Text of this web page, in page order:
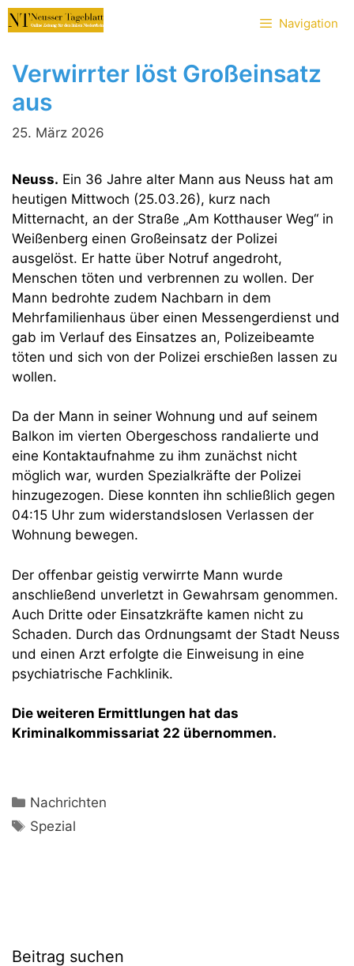
Zum
Inhalt
Navigation
Verwirrter löst Großeinsatz
aus
25. März 2026
Neuss. Ein 36 Jahre alter Mann aus Neuss hat am
heutigen Mittwoch (25.03.26), kurz nach
Mitternacht, an der Straße „Am Kotthauser Weg“ in
Weißenberg einen Großeinsatz der Polizei
ausgelöst. Er hatte über Notruf angedroht,
Menschen töten und verbrennen zu wollen. Der
Mann bedrohte zudem Nachbarn in dem
Mehrfamilienhaus über einen Messengerdienst und
gab im Verlauf des Einsatzes an, Polizeibeamte
töten und sich von der Polizei erschießen lassen zu
wollen.
Da der Mann in seiner Wohnung und auf seinem
Balkon im vierten Obergeschoss randalierte und
eine Kontaktaufnahme zu ihm zunächst nicht
möglich war, wurden Spezialkräfte der Polizei
hinzugezogen. Diese konnten ihn schließlich gegen
04:15 Uhr zum widerstandslosen Verlassen der
Wohnung bewegen.
Der offenbar geistig verwirrte Mann wurde
anschließend unverletzt in Gewahrsam genommen.
Auch Dritte oder Einsatzkräfte kamen nicht zu
Schaden. Durch das Ordnungsamt der Stadt Neuss
und einen Arzt erfolgte die Einweisung in eine
psychiatrische Fachklinik.
Die weiteren Ermittlungen hat das
Kriminalkommissariat 22 übernommen.
Kategorien
Nachrichten
Schlagwörter
Spezial
Beitrag suchen